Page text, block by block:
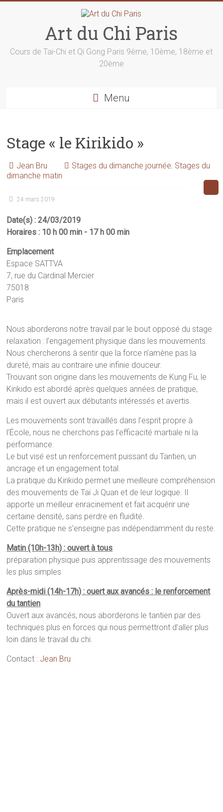
Art du Chi Paris
Cours de Tai-Chi et Qi Gong Paris 9ème, 10ème, 18ème et
20ème
Menu
Stage « le Kirikido »
Jean Bru Stages du dimanche journée, Stages du
dimanche matin
24 mars 2019
Date(s) : 24/03/2019
Horaires : 10 h 00 min - 17 h 00 min
Emplacement
Espace SATTVA
7, rue du Cardinal Mercier
75018
Paris
Nous aborderons notre travail par le bout opposé du stage
relaxation : l’engagement physique dans les mouvements.
Nous chercherons à sentir que la force n’amène pas la
dureté, mais au contraire une infinie douceur.
Trouvant son origine dans les mouvements de Kung Fu, le
Kirikido est abordé après quelques années de pratique,
mais il est ouvert aux débutants intéressés et avertis.
Les mouvements sont travaillés dans l’esprit propre à
l’École, nous ne cherchons pas l’efficacité martiale ni la
performance.
Le but visé est un renforcement puissant du Tantien, un
ancrage et un engagement total.
La pratique du Kirikido permet une meilleure compréhension
des mouvements de Taï Ji Quan et de leur logique. Il
apporte un meilleur enracinement et fait acquérir une
certaine densité, sans perdre en fluidité.
Cette pratique ne s’enseigne pas indépendamment du reste.
Matin (10h-13h) : ouvert à tous
préparation physique puis apprentissage des mouvements
les plus simples
Après-midi (14h-17h) : ouert aux avancés : le renforcement
du tantien
Ouvert aux avancés, nous aborderons le tantien par des
techniques plus en forces qui nous permettront d’aller plus
loin dans le travail du chi.
Contact : Jean Bru